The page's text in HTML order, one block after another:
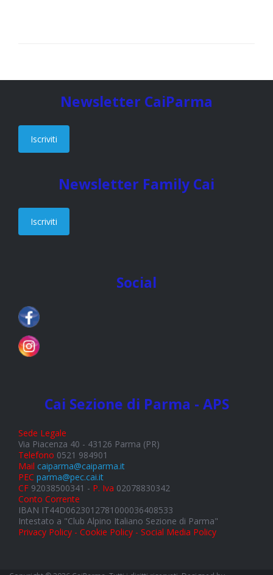
Newsletter CaiParma
Iscriviti
Newsletter Family Cai
Iscriviti
Social
Cai Sezione di Parma - APS
Sede Legale
Via Piacenza 40 - 43126 Parma (PR)
Telefono 0521 984901
Mail caiparma@caiparma.it
PEC parma@pec.cai.it
CF 92038500341 - P. Iva 02078830342
Conto Corrente
IBAN IT44D0623012781000036408533
Intestato a "Club Alpino Italiano Sezione di Parma"
Privacy Policy - Cookie Policy - Social Media Policy